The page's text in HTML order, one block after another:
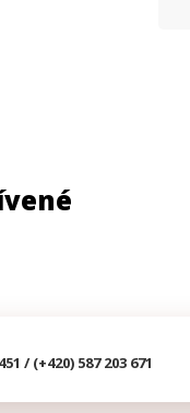
/ (+420) 587 203 671